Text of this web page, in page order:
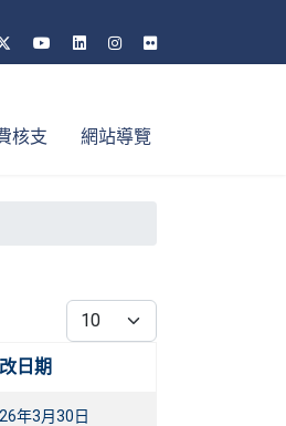
核支 網站導覽
每頁顯示條數
日期
年3月30日